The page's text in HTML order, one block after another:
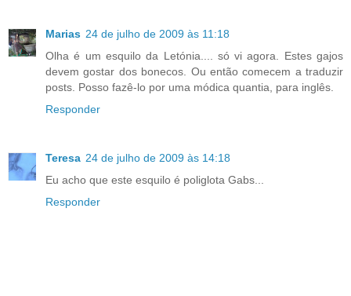
Marias 24 de julho de 2009 às 11:18
Olha é um esquilo da Letónia.... só vi agora. Estes gajos
devem gostar dos bonecos. Ou então comecem a traduzir
posts. Posso fazê-lo por uma módica quantia, para inglês.
Responder
Teresa 24 de julho de 2009 às 14:18
Eu acho que este esquilo é poliglota Gabs...
Responder